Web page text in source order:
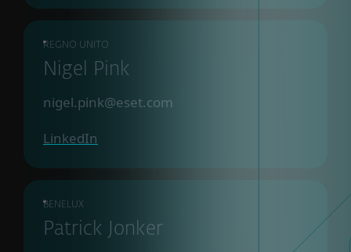
REGNO UNITO
Nigel Pink
nigel.pink@eset.com
LinkedIn
BENELUX
Patrick Jonker